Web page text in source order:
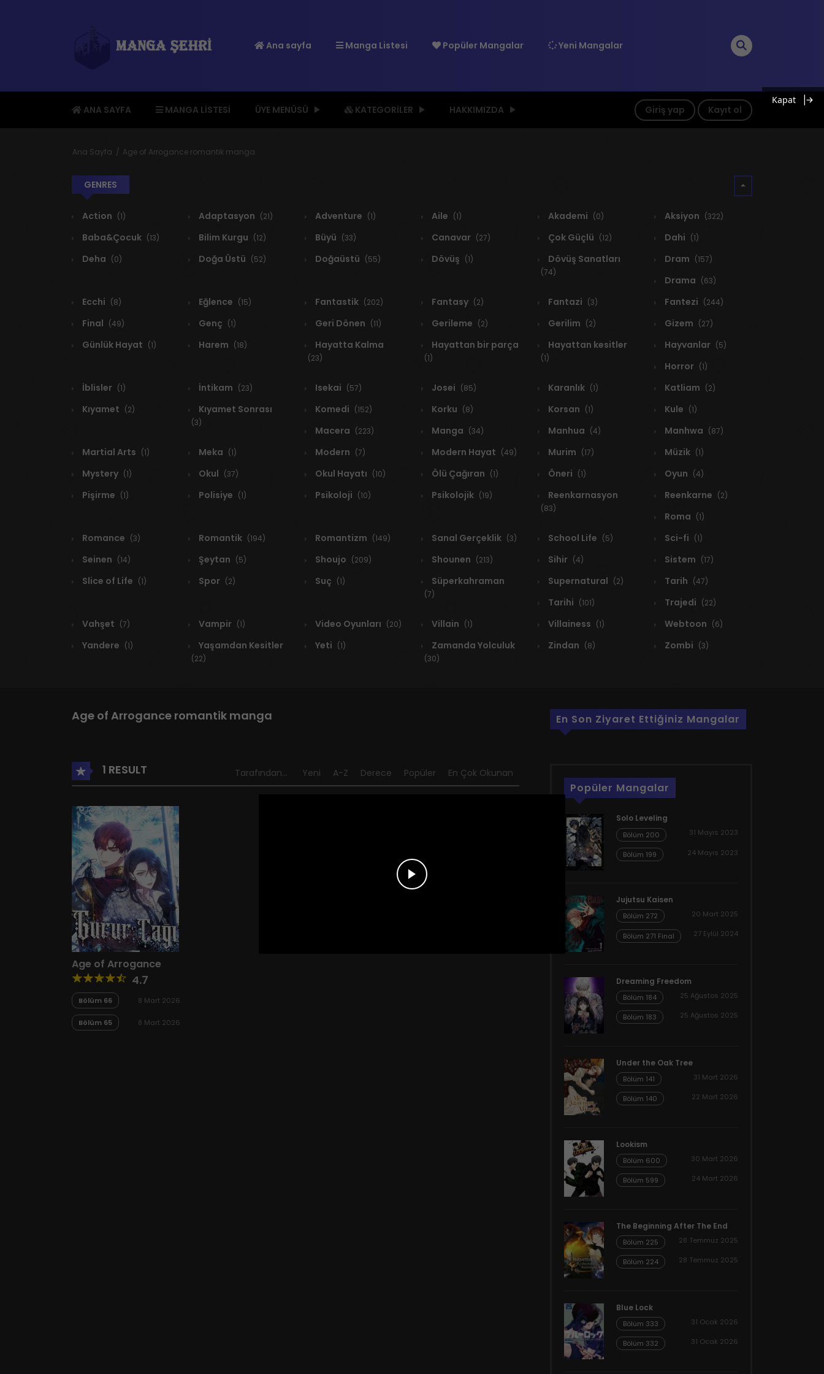
Ana sayfa Manga Listesi Popüler Mangalar Yeni Mangalar
ANA SAYFA MANGA LISTESI ÜYE MENÜSÜ KATEGORILER HAKKIMIZDA Giriş yap Kayıt ol
Ana Sayfa Age of Arrogance romantik manga
GENRES
Action (1) Adaptasyon (21) Adventure (1) Aile (1) Akademi (0) Aksiyon (322)
Baba&Çocuk (13) Bilim Kurgu (12) Büyü (33) Canavar (27) Çok Güçlü (12) Dahi (1)
Deha (0) Doğa Üstü (52) Doğaüstü (55) Dövüş (1) Dövüş Sanatları
(74)
Dram (157)
Drama (63)
Ecchi (8) Eğlence (15) Fantastik (202) Fantasy (2) Fantazi (3) Fantezi (244)
Final (49) Genç (1) Geri Dönen (11) Gerileme (2) Gerilim (2) Gizem (27)
Günlük Hayat (1) Harem (18) Hayatta Kalma
(23)
Hayattan bir parça
(1)
Hayattan kesitler
(1)
Hayvanlar (5)
Horror (1)
İblisler (1) İntikam (23) Isekai (57) Josei (85) Karanlık (1) Katliam (2)
Kıyamet (2) Kıyamet Sonrası
(3)
Komedi (152) Korku (8) Korsan (1) Kule (1)
Macera (223) Manga (34) Manhua (4) Manhwa (87)
Martial Arts (1) Meka (1) Modern (7) Modern Hayat (49) Murim (17) Müzik (1)
Mystery (1) Okul (37) Okul Hayatı (10) Ölü Çağıran (1) Öneri (1) Oyun (4)
Pişirme (1) Polisiye (1) Psikoloji (10) Psikolojik (19) Reenkarnasyon
(83)
Reenkarne (2)
Roma (1)
Romance (3) Romantik (194) Romantizm (149) Sanal Gerçeklik (3) School Life (5) Sci-fi (1)
Seinen (14) Şeytan (5) Shoujo (209) Shounen (213) Sihir (4) Sistem (17)
Slice of Life (1) Spor (2) Suç (1) Süperkahraman
(7)
Supernatural (2) Tarih (47)
Tarihi (101) Trajedi (22)
Vahşet (7) Vampir (1) Video Oyunları (20) Villain (1) Villainess (1) Webtoon (6)
Yandere (1) Yaşamdan Kesitler
(22)
Yeti (1) Zamanda Yolculuk
(30)
Zindan (8) Zombi (3)
Age of Arrogance romantik manga
1 RESULT Tarafından... Yeni A-Z Derece Popüler En Çok Okunan
Age of Arrogance
4.7
Bölüm 66 8 Mart 2026
Bölüm 65 8 Mart 2026
En Son Ziyaret Ettiğiniz Mangalar
Popüler Mangalar
Solo Leveling
Bölüm 200 31 Mayıs 2023
Bölüm 199 24 Mayıs 2023
Jujutsu Kaisen
Bölüm 272 20 Mart 2025
Bölüm 271 Final 27 Eylül 2024
Dreaming Freedom
Bölüm 184 25 Ağustos 2025
Bölüm 183 25 Ağustos 2025
Under the Oak Tree
Bölüm 141 31 Mart 2026
Bölüm 140 22 Mart 2026
Lookism
Bölüm 600 30 Mart 2026
Bölüm 599 24 Mart 2026
The Beginning After The End
Bölüm 225 28 Temmuz 2025
Bölüm 224 28 Temmuz 2025
Blue Lock
Bölüm 333 31 Ocak 2026
Bölüm 332 31 Ocak 2026
Kapat